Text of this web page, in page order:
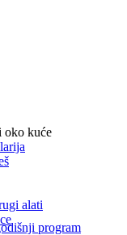
oko kuće
alati
program